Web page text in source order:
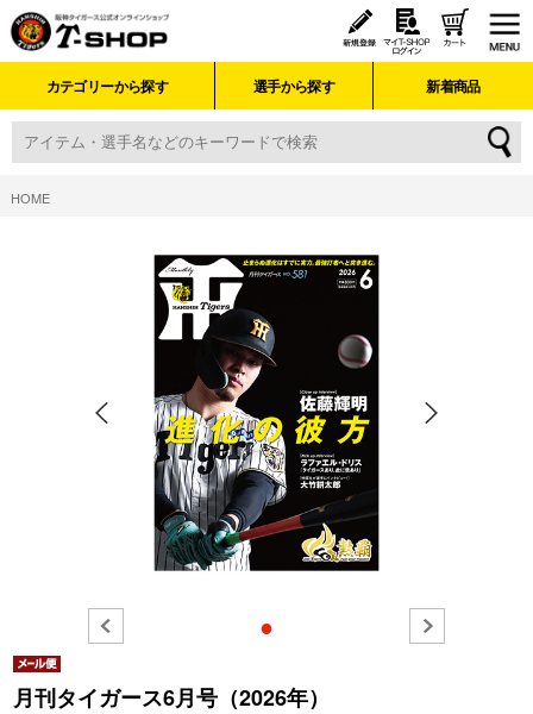
カテゴリーから探す 選手から探す 新着商品
HOME
●
月刊タイガース6月号（2026年）